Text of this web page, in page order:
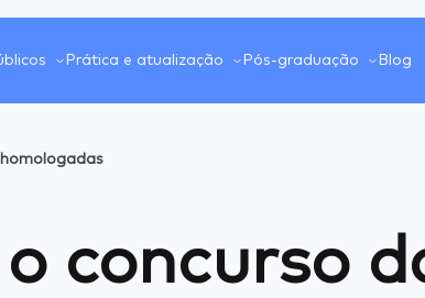
Prática e atualização Pós-graduação Blog
concurso